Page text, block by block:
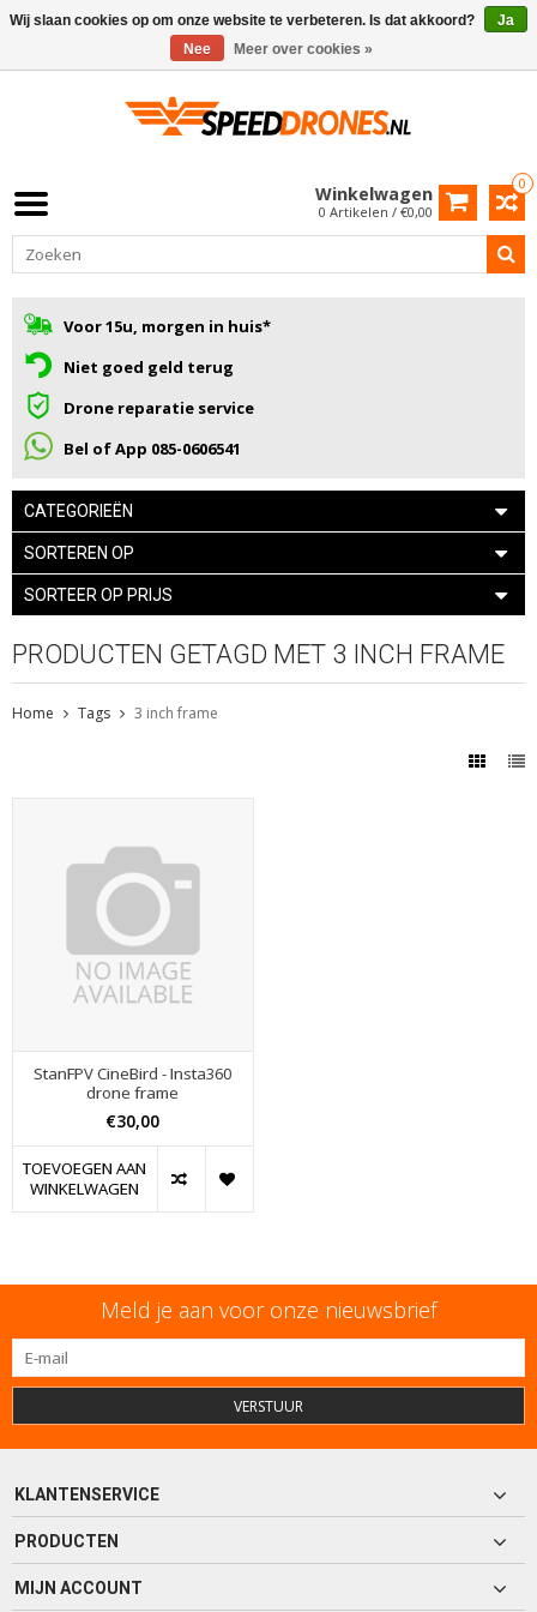
0
Winkelwagen
0 Artikelen / €0,00
Voor 15u, morgen in huis*
Niet goed geld terug
Drone reparatie service
Bel of App 085-0606541
CATEGORIEËN
SORTEREN OP
SORTEER OP PRIJS
PRODUCTEN GETAGD MET 3 INCH FRAME
Home Tags 3 inch frame
StanFPV CineBird - Insta360
drone frame
€30,00
TOEVOEGEN AAN
WINKELWAGEN
Meld je aan voor onze nieuwsbrief
VERSTUUR
KLANTENSERVICE
PRODUCTEN
MIJN ACCOUNT
Wij slaan cookies op om onze website te verbeteren. Is dat akkoord?
Ja
Nee
Meer over cookies »